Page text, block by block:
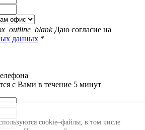
cookie–файлы, в том числе
Даю согласие на
данных *
с Вами в течение 5 минут